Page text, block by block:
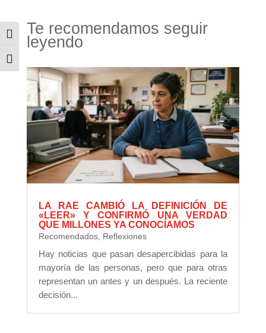
Alternar alto contraste
Alternar tamaño de letra
Te recomendamos seguir
leyendo
LA RAE CAMBIÓ LA DEFINICIÓN DE
«LEER» Y CONFIRMÓ UNA VERDAD
QUE MILLONES YA CONOCÍAMOS
Recomendados, Reflexiones
Hay noticias que pasan desapercibidas para la
mayoría de las personas, pero que para otras
representan un antes y un después. La reciente
decisión...